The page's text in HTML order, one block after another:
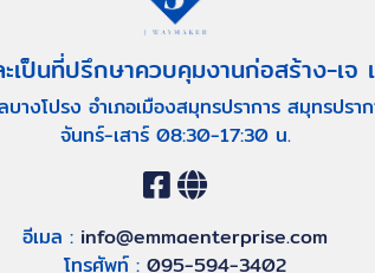
ป็นที่ปรึกษาควบคุมงานก่อสร้าง-เจ
างโปรง อำเภอเมืองสมุทรปราการ สมุทรปรา
จันทร์-เสาร์ 08:30-17:30 น.
อีเมล : info@emmaenterprise.com
โทรศัพท์ : 095-594-3402